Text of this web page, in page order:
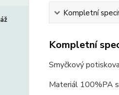
Kompletní
Kompletní
Smyčkový
Materiál 100%PA